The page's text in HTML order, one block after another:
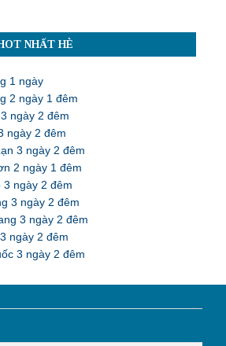
NHẤT HÈ
1 ngày
2 ngày 1 đêm
ngày 2 đêm
ngày 2 đêm
3 ngày 2 đêm
2 ngày 1 đêm
3 ngày 2 đêm
3 ngày 2 đêm
3 ngày 2 đêm
ngày 2 đêm
3 ngày 2 đêm